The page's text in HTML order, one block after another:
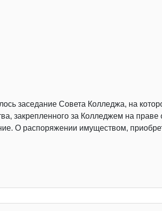
заседание Совета Колледжа, на
закрепленного за Колледжем на праве
О распоряжении имуществом,